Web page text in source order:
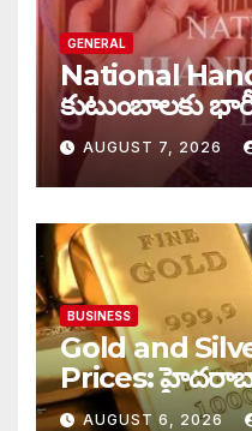
GENERAL
National
కుటుంబాలకు
AUGUST 7, 2026
BUSINESS
Gold and
Prices:
900 పెరిగిన
AUGUST 6, 2026